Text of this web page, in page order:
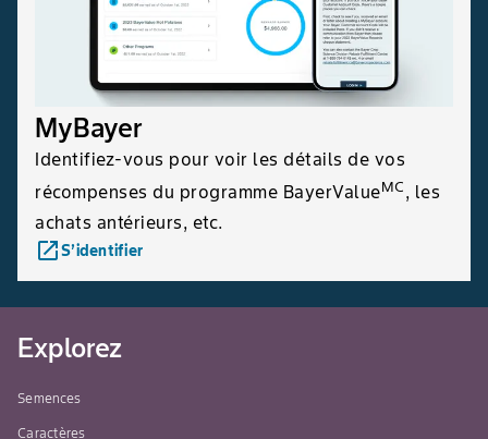
MyBayer
Identifiez-vous pour voir les détails de vos
récompenses du programme BayerValueMC, les
achats antérieurs, etc.
launchS’identifier
Explorez
Semences
Caractères